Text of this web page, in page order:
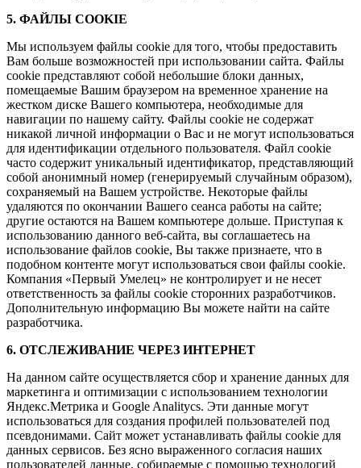
5. ФАЙЛЫ COOKIE
Мы используем файлы cookie для того, чтобы предоставить
Вам больше возможностей при использовании сайта. Файлы
cookie представляют собой небольшие блоки данных,
помещаемые Вашим браузером на временное хранение на
жестком диске Вашего компьютера, необходимые для
навигации по нашему сайту. Файлы cookie не содержат
никакой личной информации о Вас и не могут использоваться
для идентификации отдельного пользователя. Файл cookie
часто содержит уникальный идентификатор, представляющий
собой анонимный номер (генерируемый случайным образом),
сохраняемый на Вашем устройстве. Некоторые файлы
удаляются по окончании Вашего сеанса работы на сайте;
другие остаются на Вашем компьютере дольше. Приступая к
использованию данного веб-сайта, вы соглашаетесь на
использование файлов cookie, Вы также признаете, что в
подобном контенте могут использоваться свои файлы cookie.
Компания «Первый Умелец» не контролирует и не несет
ответственность за файлы cookie сторонних разработчиков.
Дополнительную информацию Вы можете найти на сайте
разработчика.
6. ОТСЛЕЖИВАНИЕ ЧЕРЕЗ ИНТЕРНЕТ
На данном сайте осуществляется сбор и хранение данных для
маркетинга и оптимизации с использованием технологии
Яндекс.Метрика и Google Analitycs. Эти данные могут
использоваться для создания профилей пользователей под
псевдонимами. Сайт может устанавливать файлы cookie для
данных сервисов. Без ясно выраженного согласия наших
пользователей данные, собираемые с помощью технологий